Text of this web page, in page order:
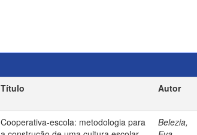
Título Autor
Cooperativa-escola: metodologia para
Belezia,